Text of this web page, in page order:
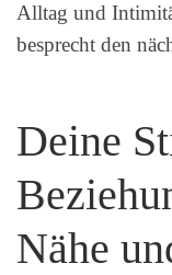
Alltag und
besprecht den
Deine
Nähe